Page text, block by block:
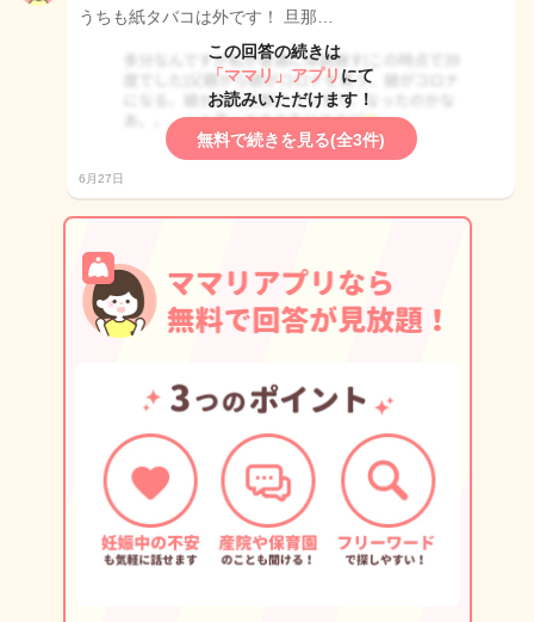
うちも紙タバコは外です！ 旦那…
この回答の続きは
「ママリ」アプリ にて
お読みいただけます！
無料で続きを見る(全3件)
6月27日